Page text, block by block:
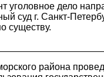
уголовное дело
суд г. Санкт-
существу.
района